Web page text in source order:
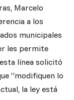
Marcelo
a los
municipales
les permite
línea solicitó
“modifiquen lo
la ley está